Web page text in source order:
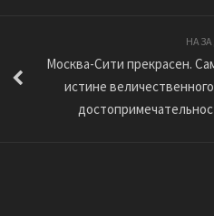
Москва-Сити прекрасен.
истине